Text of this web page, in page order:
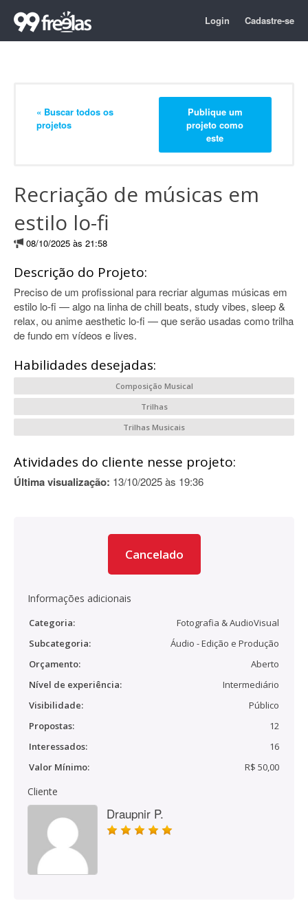
Login Cadastre-se
« Buscar todos os
projetos
Publique um
projeto como
este
Recriação de músicas em
estilo lo-fi
08/10/2025 às 21:58
Descrição do Projeto:
Preciso de um profissional para recriar algumas músicas em
estilo lo-fi — algo na linha de chill beats, study vibes, sleep &
relax, ou anime aesthetic lo-fi — que serão usadas como trilha
de fundo em vídeos e lives.
Habilidades desejadas:
Composição Musical
Trilhas
Trilhas Musicais
Atividades do cliente nesse projeto:
Última visualização: 13/10/2025 às 19:36
Cancelado
Informações adicionais
Categoria:
Fotografia & AudioVisual
Subcategoria:
Áudio - Edição e Produção
Orçamento:
Aberto
Nível de experiência:
Intermediário
Visibilidade:
Público
Propostas:
12
Interessados:
16
Valor Mínimo:
R$ 50,00
Cliente
Draupnir P.